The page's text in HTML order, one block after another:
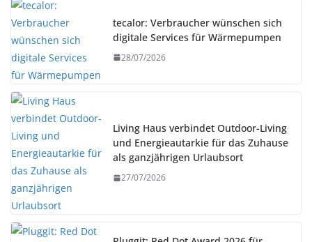
tecalor: Verbraucher wünschen sich
digitale Services für Wärmepumpen
28/07/2026
Living Haus verbindet Outdoor-Living
und Energieautarkie für das Zuhause
als ganzjährigen Urlaubsort
27/07/2026